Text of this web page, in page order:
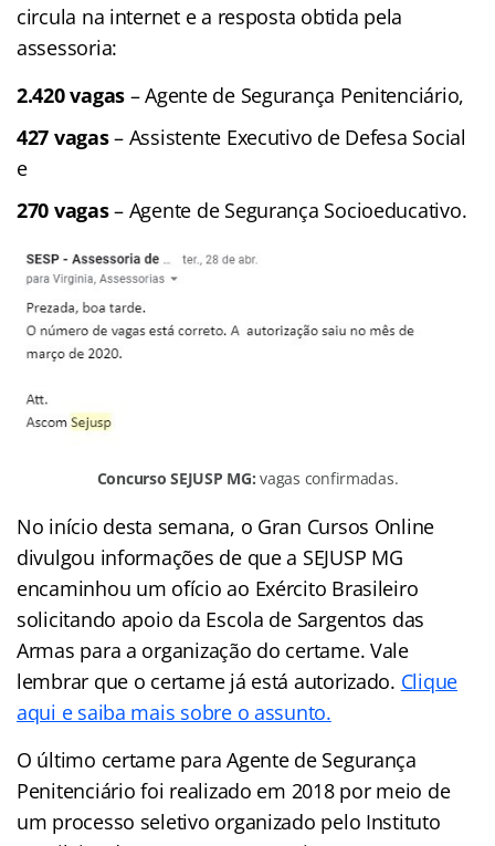
circula na internet e a resposta obtida pela
assessoria:
2.420 vagas – Agente de Segurança Penitenciário,
427 vagas– Assistente Executivo de Defesa Social
e
270 vagas– Agente de Segurança Socioeducativo.
Concurso SEJUSP MG: vagas confirmadas.
No início desta semana, o Gran Cursos Online
divulgou informações de que a SEJUSP MG
encaminhou um ofício ao Exército Brasileiro
solicitando apoio da Escola de Sargentos das
Armas para a organização do certame. Vale
lembrar que o certame já está autorizado. Clique
aqui e saiba mais sobre o assunto.
O último certame para Agente de Segurança
Penitenciário foi realizado em 2018 por meio de
um processo seletivo organizado pelo Instituto